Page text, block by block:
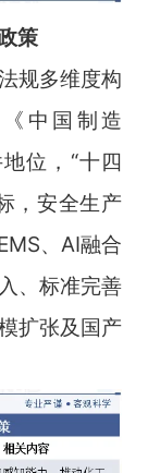
策
规多维度构
中国制造
位，“十四
，安全生产
、AI融合
、标准完善
扩张及国产